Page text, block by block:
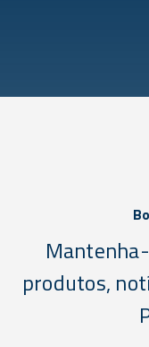
produtos,